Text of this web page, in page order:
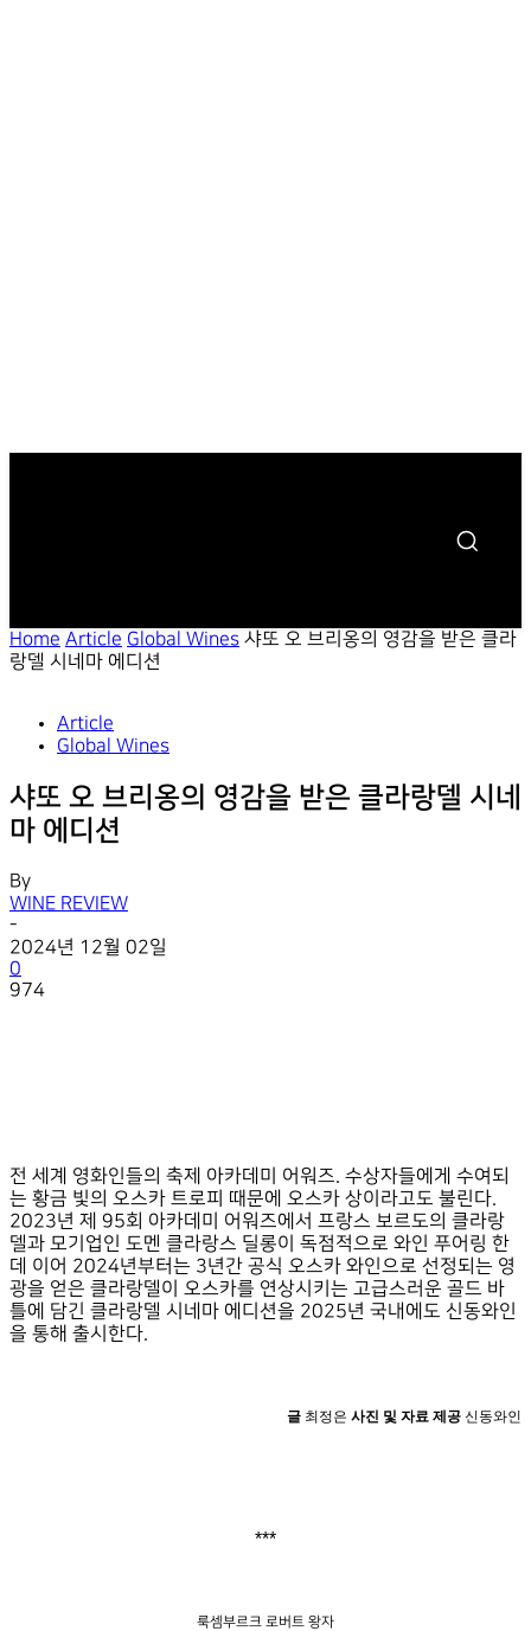
Home Article Global Wines 샤또 오 브리옹의 영감을 받은 클라
랑델 시네마 에디션
Article
Global Wines
샤또 오 브리옹의 영감을 받은 클라랑델 시네
마 에디션
By
WINE REVIEW
-
2024년 12월 02일
0
974
전 세계 영화인들의 축제 아카데미 어워즈. 수상자들에게 수여되
는 황금 빛의 오스카 트로피 때문에 오스카 상이라고도 불린다.
2023년 제 95회 아카데미 어워즈에서 프랑스 보르도의 클라랑
델과 모기업인 도멘 클라랑스 딜롱이 독점적으로 와인 푸어링 한
데 이어 2024년부터는 3년간 공식 오스카 와인으로 선정되는 영
광을 얻은 클라랑델이 오스카를 연상시키는 고급스러운 골드 바
틀에 담긴 클라랑델 시네마 에디션을 2025년 국내에도 신동와인
을 통해 출시한다.
글 최정은 사진 및 자료 제공 신동와인
***
룩셈부르크 로버트 왕자